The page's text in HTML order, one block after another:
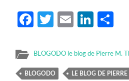
Facebook
Twitter
Email
BLOGODO le blog de Pierre M.
BLOGODO LE BLOG DE